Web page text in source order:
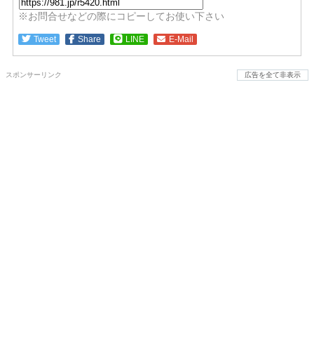
※お問合せなどの際にコピーしてお使い下さい
Tweet Share LINE E-Mail
スポンサーリンク 広告を全て非表示